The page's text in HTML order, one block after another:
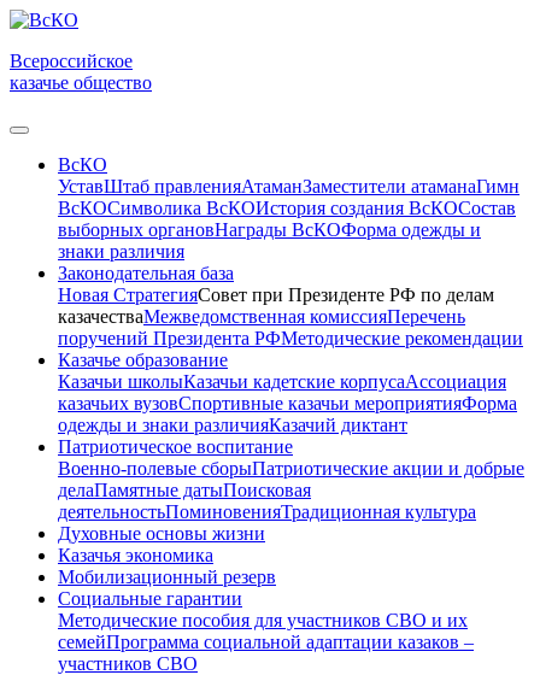
Всероссийское
казачье общество
ВсКО
УставШтаб правленияАтаманЗаместители атаманаГимн
ВсКОСимволика ВсКОИстория создания ВсКОСостав
выборных органовНаграды ВсКОФорма одежды и
знаки различия
Законодательная база
Новая СтратегияСовет при Президенте РФ по делам
казачестваМежведомственная комиссияПеречень
поручений Президента РФМетодические рекомендации
Казачье образование
Казачьи школыКазачьи кадетские корпусаАссоциация
казачьих вузовСпортивные казачьи мероприятияФорма
одежды и знаки различияКазачий диктант
Патриотическое воспитание
Военно-полевые сборыПатриотические акции и добрые
делаПамятные датыПоисковая
деятельностьПоминовенияТрадиционная культура
Духовные основы жизни
Казачья экономика
Мобилизационный резерв
Социальные гарантии
Методические пособия для участников СВО и их
семейПрограмма социальной адаптации казаков –
участников СВО